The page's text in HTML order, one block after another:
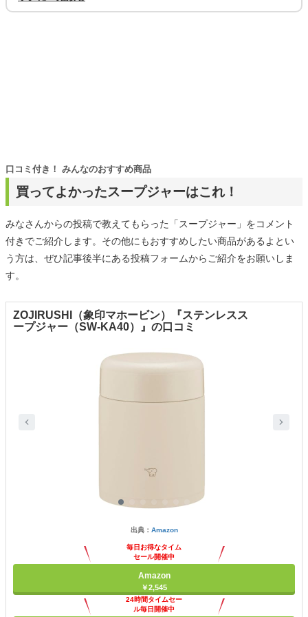
買ってよかったスープジャーはこれ！
口コミ付き！ みんなのおすすめ商品
みなさんからの投稿で教えてもらった「スープジャー」をコメント
付きでご紹介します。その他にもおすすめしたい商品があるよとい
う方は、ぜひ記事後半にある投稿フォームからご紹介をお願いしま
す。
ZOJIRUSHI（象印マホービン）『ステンレスス
ープジャー（SW-KA40）』の口コミ
出典： Amazon
毎日お得なタイム
セール開催中
Amazon
￥2,545
24時間タイムセー
ル毎日開催中